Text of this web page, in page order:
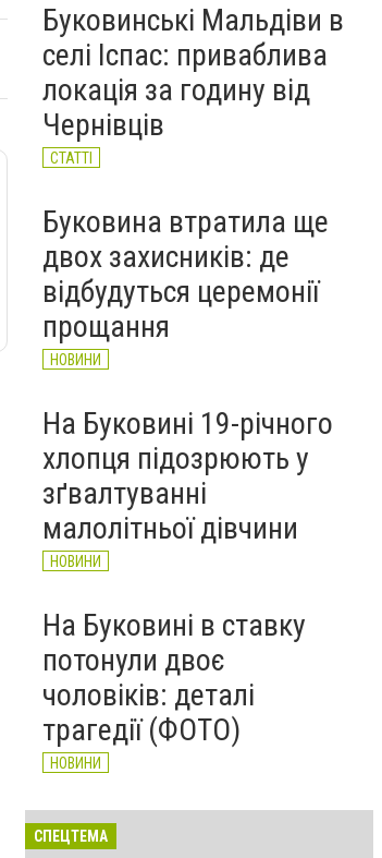
області обмежили рух
великовагового транспорту
НОВИНИ
ВчораБуковинські Мальдіви в
селі Іспас: приваблива
локація за годину від
Чернівців
СТАТТІ
Буковина втратила ще
двох захисників: де
відбудуться церемонії
прощання
НОВИНИ
На Буковині 19-річного
хлопця підозрюють у
зґвалтуванні
малолітньої дівчини
НОВИНИ
На Буковині в ставку
потонули двоє
чоловіків: деталі
трагедії (ФОТО)
НОВИНИ
СПЕЦТЕМА